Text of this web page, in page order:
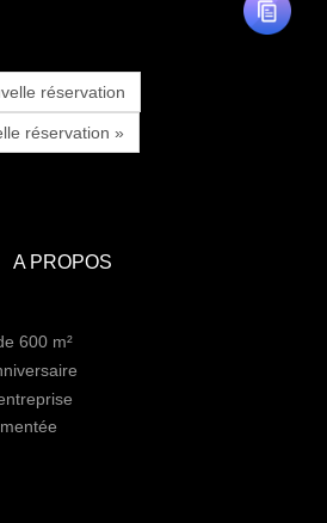
réservation
réservation »
A PROPOS
600 m²